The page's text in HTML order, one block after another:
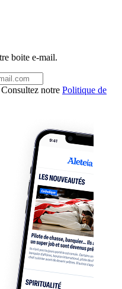
boite e-mail.
notre Politique de